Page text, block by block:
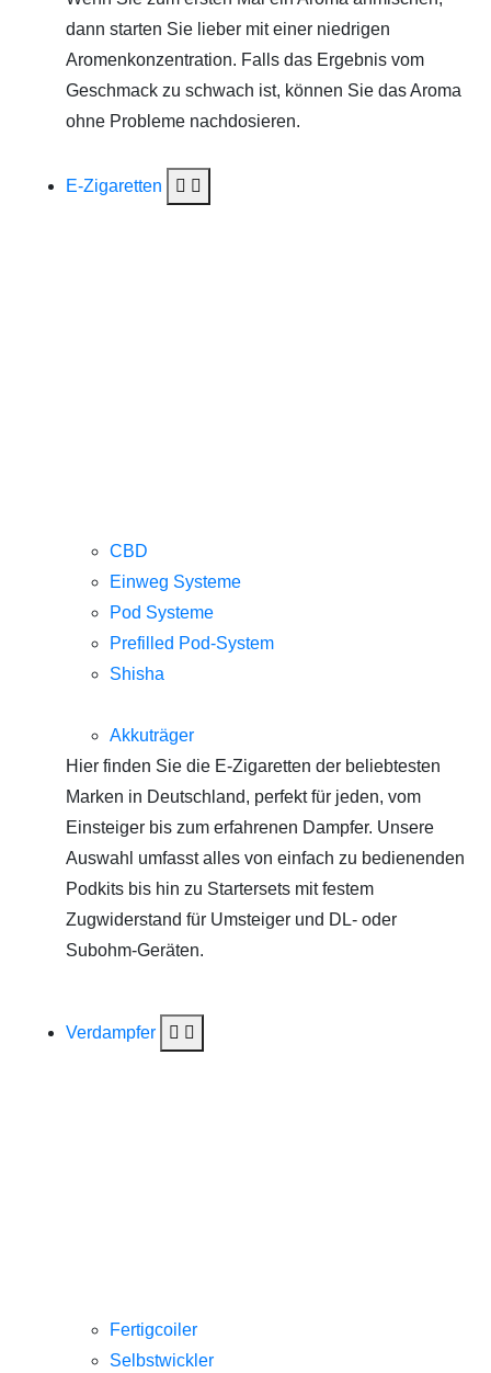
dann starten Sie lieber mit einer niedrigen
Aromenkonzentration. Falls das Ergebnis vom
Geschmack zu schwach ist, können Sie das Aroma
ohne Probleme nachdosieren.
E-Zigaretten
CBD
Einweg Systeme
Pod Systeme
Prefilled Pod-System
Shisha
Akkuträger
Hier finden Sie die E-Zigaretten der beliebtesten
Marken in Deutschland, perfekt für jeden, vom
Einsteiger bis zum erfahrenen Dampfer. Unsere
Auswahl umfasst alles von einfach zu bedienenden
Podkits bis hin zu Startersets mit festem
Zugwiderstand für Umsteiger und DL- oder
Subohm-Geräten.
Verdampfer
Fertigcoiler
Selbstwickler